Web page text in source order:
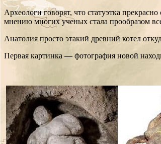
Археологи говорят, что статуэтка
мнению многих ученых стала прообразом
Анатолия просто этакий древний котел
Первая картинка — фотография новой